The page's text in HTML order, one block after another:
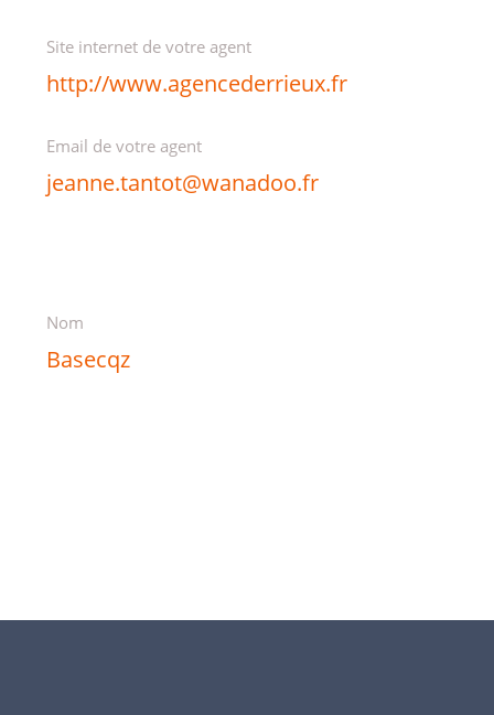
Site internet de votre agent
http://www.agencederrieux.fr
Email de votre agent
jeanne.tantot@wanadoo.fr
Nom
Basecqz